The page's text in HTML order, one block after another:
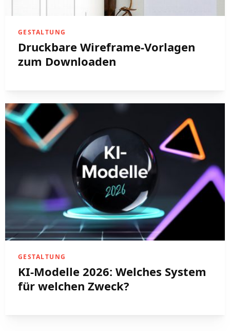
GESTALTUNG
Druckbare Wireframe-Vorlagen
zum Downloaden
GESTALTUNG
KI-Modelle 2026: Welches System
für welchen Zweck?